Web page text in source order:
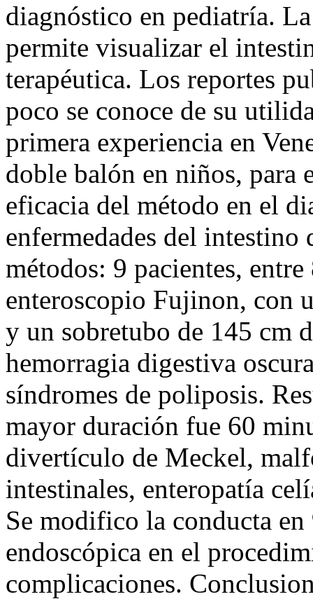
diagnóstico en pediatría.
permite visualizar el
terapéutica. Los reportes
poco se conoce de su
primera experiencia en
doble balón en niños, para
eficacia del método en el
enfermedades del intestino
métodos: 9 pacientes,
enteroscopio Fujinon, con
y un sobretubo de 145 cm
hemorragia digestiva
síndromes de poliposis.
mayor duración fue 60
divertículo de Meckel,
intestinales, enteropatía
Se modifico la conducta
endoscópica en el
complicaciones.